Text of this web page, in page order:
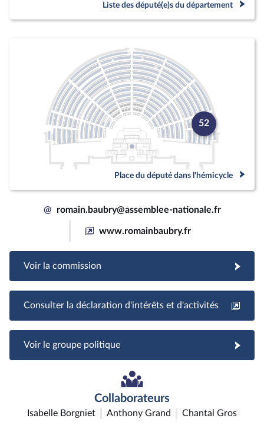
Liste des député(e)s du département
52
Place du député dans l'hémicycle
@ romain.baubry@assemblee-nationale.fr
www.romainbaubry.fr
Voir la commission
Consulter la déclaration d'intérêts et d'activités
Voir le groupe politique
Collaborateurs
Isabelle Borgniet Anthony Grand Chantal Gros